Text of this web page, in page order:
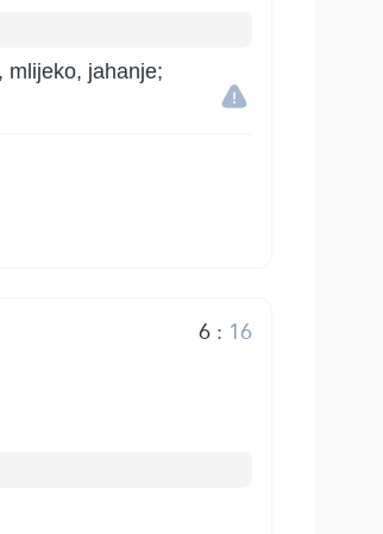
mlijeko, jahanje;
6: 16